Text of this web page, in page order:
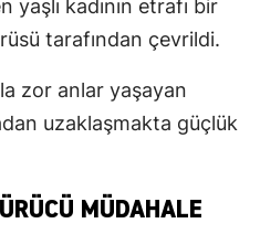
kadının etrafı bir
tarafından çevrildi.
zor anlar yaşayan
uzaklaşmakta güçlük
MÜDAHALE